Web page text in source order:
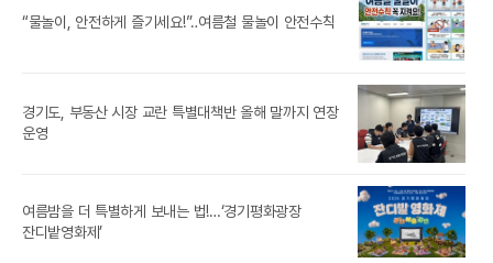
“물놀이, 안전하게 즐기세요!”‥여름철 물놀이 안전수칙
경기도, 부동산 시장 교란 특별대책반 올해 말까지 연장
운영
여름밤을 더 특별하게 보내는 법!…‘경기평화광장
잔디밭영화제’